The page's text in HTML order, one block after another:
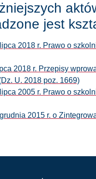
jest
2018 r. Prawo o
2018 r. Przepisy
U. 2018 poz. 1669)
2005 r. Prawo o
2015 r. o